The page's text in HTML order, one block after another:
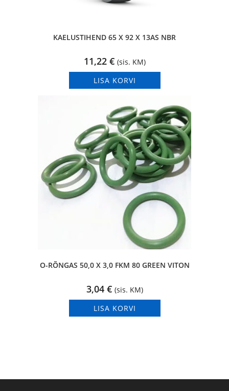
KAELUSTIHEND 65 X 92 X 13AS NBR
11,22 € (sis. KM)
LISA KORVI
O-RÕNGAS 50,0 X 3,0 FKM 80 GREEN VITON
3,04 € (sis. KM)
LISA KORVI